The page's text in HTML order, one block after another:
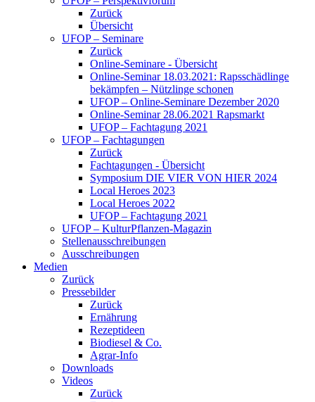
Zurück
Übersicht
UFOP – Seminare
Zurück
Online-Seminare - Übersicht
Online-Seminar 18.03.2021: Rapsschädlinge
bekämpfen – Nützlinge schonen
UFOP – Online-Seminare Dezember 2020
Online-Seminar 28.06.2021 Rapsmarkt
UFOP – Fachtagung 2021
UFOP – Fachtagungen
Zurück
Fachtagungen - Übersicht
Symposium DIE VIER VON HIER 2024
Local Heroes 2023
Local Heroes 2022
UFOP – Fachtagung 2021
UFOP – KulturPflanzen-Magazin
Stellenausschreibungen
Ausschreibungen
Medien
Zurück
Pressebilder
Zurück
Ernährung
Rezeptideen
Biodiesel & Co.
Agrar-Info
Downloads
Videos
Zurück